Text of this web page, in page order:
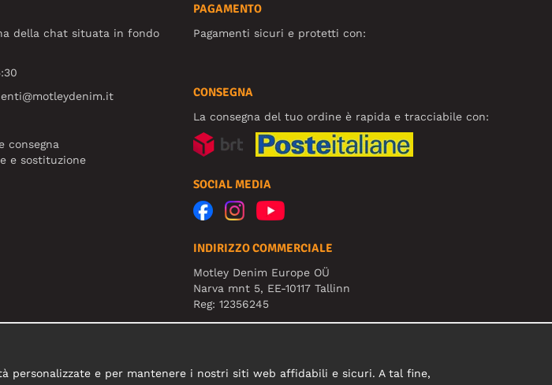
della chat situata in fondo
consegna
e sostituzione
PAGAMENTO
Pagamenti sicuri e protetti con:
CONSEGNA
La consegna del tuo ordine è rapida e tracciabile con:
SOCIAL MEDIA
INDIRIZZO COMMERCIALE
Motley Denim Europe OÜ
Narva mnt 5, EE-10117 Tallinn
Reg: 12356245
NB! Non inviare i resi dei prodotti a questo indirizzo!
personalizzate e per mantenere i nostri siti web affidabili e sicuri. A tal fine,